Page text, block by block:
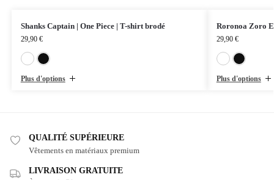
Shanks Captain | One Piece | T-shirt brodé
29,90 €
Plus d'options
Roronoa Zoro
29,90 €
Plus d'options
QUALITÉ SUPÉRIEURE
Vêtements en matériaux premium
LIVRAISON GRATUITE